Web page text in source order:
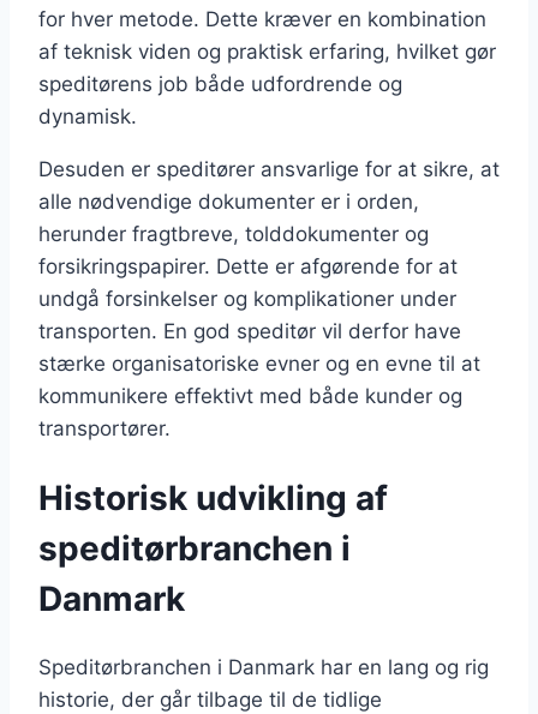
for hver metode. Dette kræver en kombination
af teknisk viden og praktisk erfaring, hvilket gør
speditørens job både udfordrende og
dynamisk.
Desuden er speditører ansvarlige for at sikre, at
alle nødvendige dokumenter er i orden,
herunder fragtbreve, tolddokumenter og
forsikringspapirer. Dette er afgørende for at
undgå forsinkelser og komplikationer under
transporten. En god speditør vil derfor have
stærke organisatoriske evner og en evne til at
kommunikere effektivt med både kunder og
transportører.
Historisk udvikling af
speditørbranchen i
Danmark
Speditørbranchen i Danmark har en lang og rig
historie, der går tilbage til de tidlige